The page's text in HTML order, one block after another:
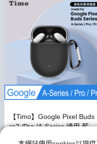
【Timo】Google Pixel Buds
ro2 /Pro /A-Series 通用 藍牙